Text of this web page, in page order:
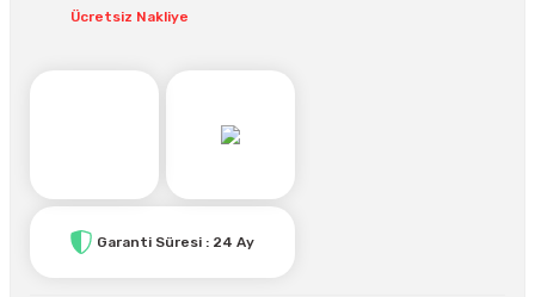
Ücretsiz Nakliye
Garanti Süresi : 24 Ay